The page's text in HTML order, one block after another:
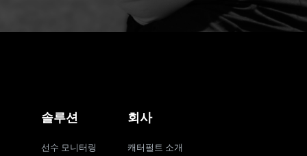
솔루션
선수 모니터링
회사
캐터펄트 소개